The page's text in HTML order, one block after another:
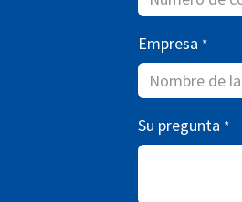
Empresa *
Su pregunta *